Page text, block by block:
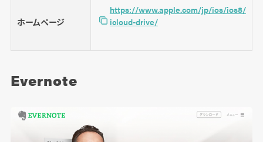
ホームページ
https://www.apple.com/jp/ios/ios8/
icloud-drive/
Evernote